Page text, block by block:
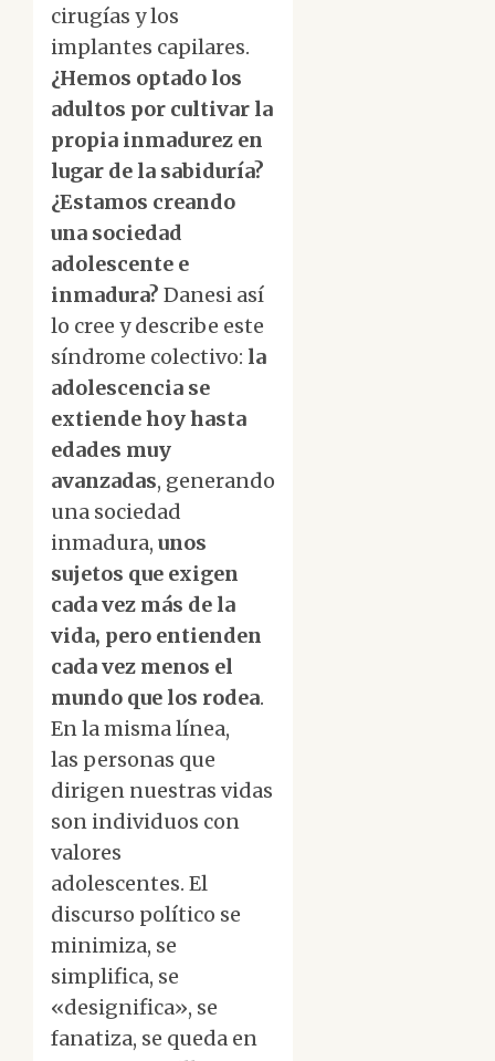
cirugías y los
implantes capilares.
¿Hemos optado los
adultos por cultivar la
propia inmadurez en
lugar de la sabiduría?
¿Estamos creando
una sociedad
adolescente e
inmadura? Danesi así
lo cree y describe este
síndrome colectivo: la
adolescencia se
extiende hoy hasta
edades muy
avanzadas, generando
una sociedad
inmadura, unos
sujetos que exigen
cada vez más de la
vida, pero entienden
cada vez menos el
mundo que los rodea.
En la misma línea,
las personas que
dirigen nuestras vidas
son individuos con
valores
adolescentes. El
discurso político se
minimiza, se
simplifica, se
«designifica», se
fanatiza, se queda en